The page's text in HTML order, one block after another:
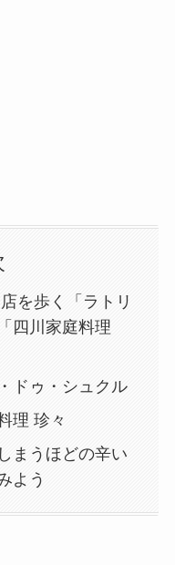
を歩く「ラトリ
四川家庭料理
ドゥ・シュクル
理 珍々
まうほどの辛い
よう